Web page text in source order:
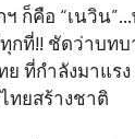
ก็คือ “เนวิน
กที่!! ชัดว่าบท
ย ที่กำลังมาแ
ทยสร้างชาติ